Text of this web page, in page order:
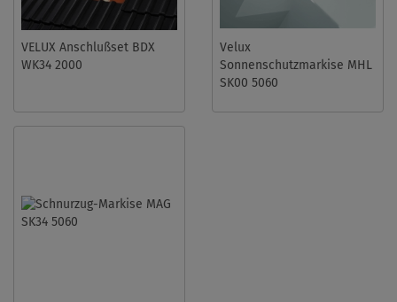
VELUX Anschlußset BDX
WK34 2000
Velux
Sonnenschutzmarkise MHL
SK00 5060